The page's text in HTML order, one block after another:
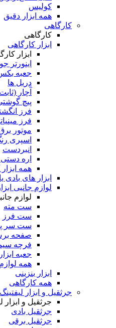
کولیس
همه ابزار دقیق
کارگاهی
کارگاهی
ابزار کارگاهی
ابزار
اینورتر
جعبه
دریل ها
آچار
پیچ
فرز
فرز
موتور
اسپری
انبردست
اره
همه
ابزار های بادی
لوازم جانبی ابزار
لوازم
ست مته
ست فرز
ست سر
صفحه
فرچه
جعبه ابزار
همه لوازم
ابزار بنزینی
همه کارگاهی
جرثقیل و ابزار لیفتینگ
جرثقیل و ابزار
جرثقیل بادی
جرثقیل برقی